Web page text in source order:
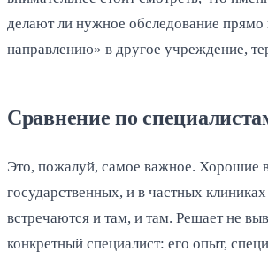
делают ли нужное обследование прямо
направлению» в другое учреждение,
Сравнение по
Это, пожалуй, самое важное. Хорошие
государственных, и в частных
встречаются и там, и там. Решает не
конкретный специалист: его опыт,